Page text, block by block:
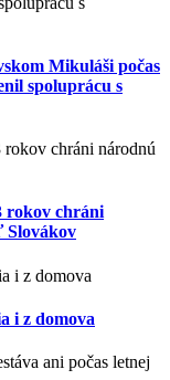
Mikuláši počas
spoluprácu s
rokov chráni
Slovákov
i z domova